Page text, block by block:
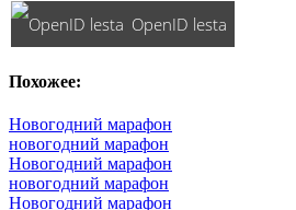
OpenID lesta
Похожее:
Новогодний марафон
новогодний марафон
Новогодний марафон
новогодний марафон
Новогодний марафон